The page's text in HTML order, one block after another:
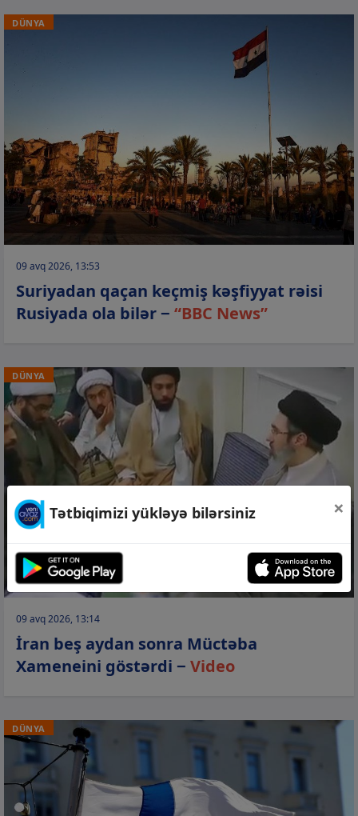
DÜNYA
09 avq 2026, 13:53
Suriyadan qaçan keçmiş kəşfiyyat rəisi
Rusiyada ola bilər − “BBC News”
DÜNYA
09 avq 2026, 13:14
İran beş aydan sonra Müctəba
Xameneini göstərdi − Video
DÜNYA
Tətbiqimizi yükləyə bilərsiniz ×